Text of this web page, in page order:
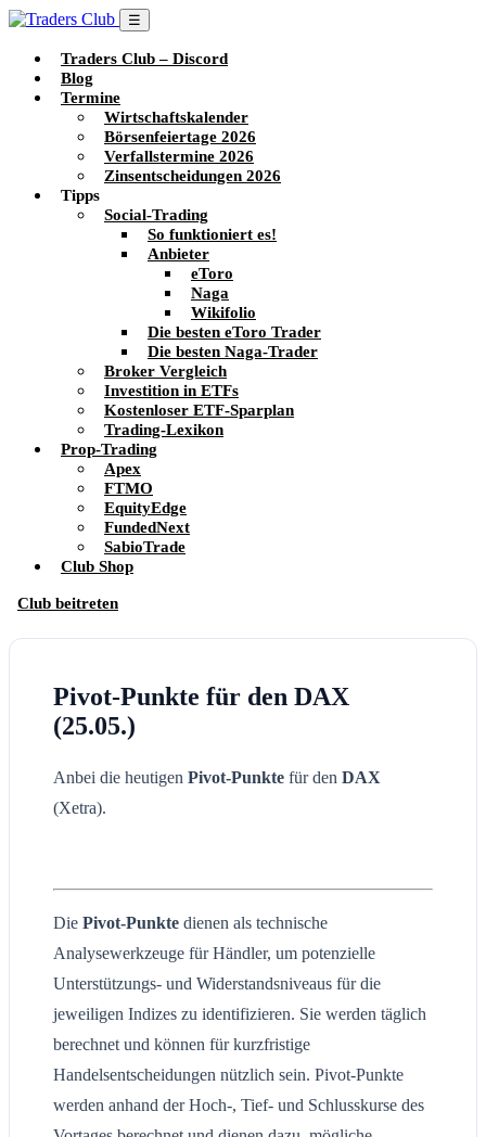
☰
Traders Club – Discord
Blog
Termine
Wirtschaftskalender
Börsenfeiertage 2026
Verfallstermine 2026
Zinsentscheidungen 2026
Tipps
Social-Trading
So funktioniert es!
Anbieter
eToro
Naga
Wikifolio
Die besten eToro Trader
Die besten Naga-Trader
Broker Vergleich
Investition in ETFs
Kostenloser ETF-Sparplan
Trading-Lexikon
Prop-Trading
Apex
FTMO
EquityEdge
FundedNext
SabioTrade
Club Shop
Club beitreten
Pivot-Punkte für den DAX
(25.05.)
Anbei die heutigen Pivot-Punkte für den DAX
(Xetra).
Die Pivot-Punkte dienen als technische
Analysewerkzeuge für Händler, um potenzielle
Unterstützungs- und Widerstandsniveaus für die
jeweiligen Indizes zu identifizieren. Sie werden täglich
berechnet und können für kurzfristige
Handelsentscheidungen nützlich sein. Pivot-Punkte
werden anhand der Hoch-, Tief- und Schlusskurse des